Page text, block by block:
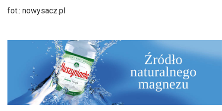
dźwiękowych
fot.: nowysacz.pl